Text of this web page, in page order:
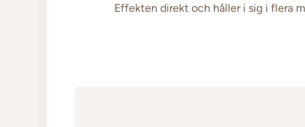
Effekten direkt och håller i sig i flera